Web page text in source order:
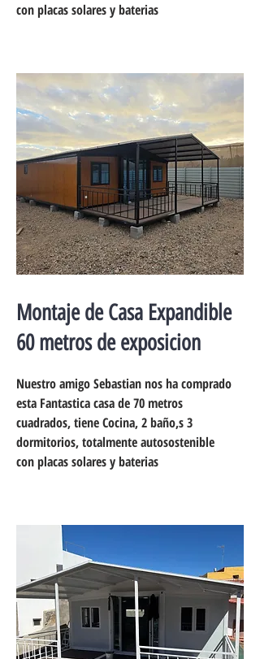
con placas solares y baterias
Montaje de Casa Expandible
60 metros de exposicion
Nuestro amigo Sebastian nos ha comprado
esta Fantastica casa de 70 metros
cuadrados, tiene Cocina, 2 baño,s 3
dormitorios, totalmente autosostenible
con placas solares y baterias